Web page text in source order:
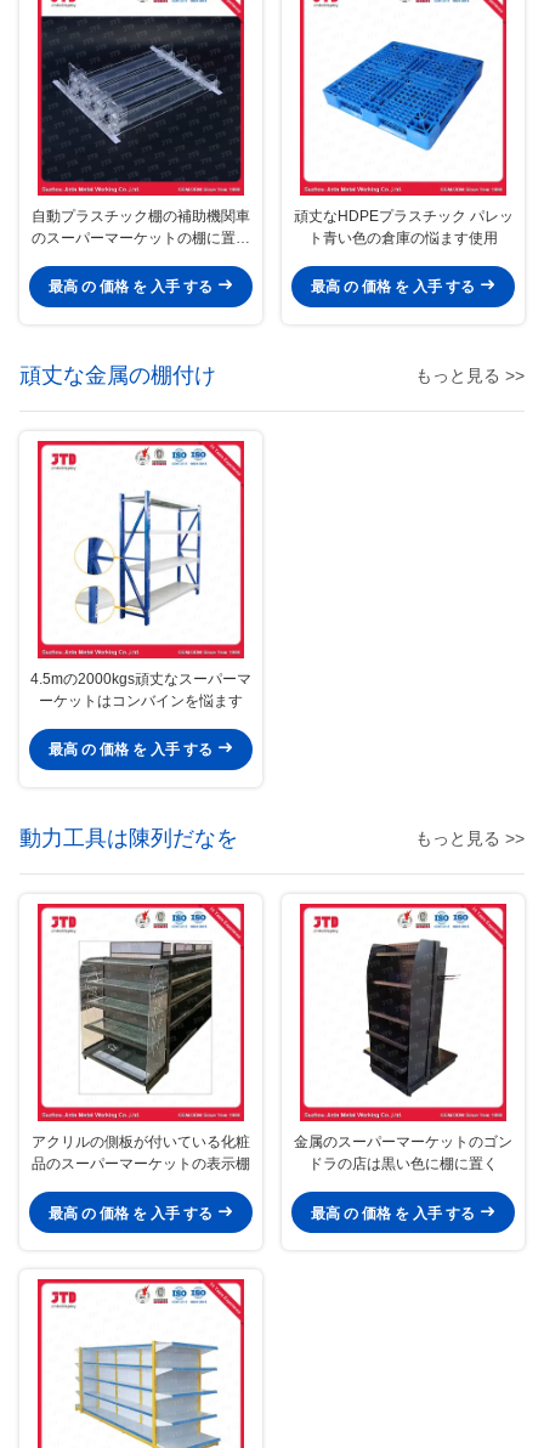
自動プラスチック棚の補助機関車
のスーパーマーケットの棚に置く
最高 の 価格 を 入手 する
頑丈なHDPEプラスチック パレッ
ト青い色の倉庫の悩ます使用
最高 の 価格 を 入手 する
頑丈な金属の棚付け もっと見る >>
4.5mの2000kgs頑丈なスーパーマ
ーケットはコンバインを悩ます
最高 の 価格 を 入手 する
動力工具は陳列だなを もっと見る >>
アクリルの側板が付いている化粧
品のスーパーマーケットの表示棚
最高 の 価格 を 入手 する
金属のスーパーマーケットのゴン
ドラの店は黒い色に棚に置く
最高 の 価格 を 入手 する